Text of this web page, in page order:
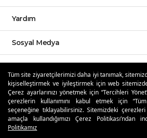
Tüm site ziyaretçilerimizi daha iyi tanımak,
kişiselleştirmek ve iyileştirmek için web
Çerez ayarlarınızı yönetmek için “Tercihleri
çerezlerin kullanımını kabul etmek için
seçeneğine tıklayabilirsiniz. Sitemizdeki
amaçla kullandığımızı Çerez Politikası’ndan
Politikamız
Yardım
Sosyal Medya
Özdilekteyim'de Taksit Avantajları
Güvenli Alışveriş